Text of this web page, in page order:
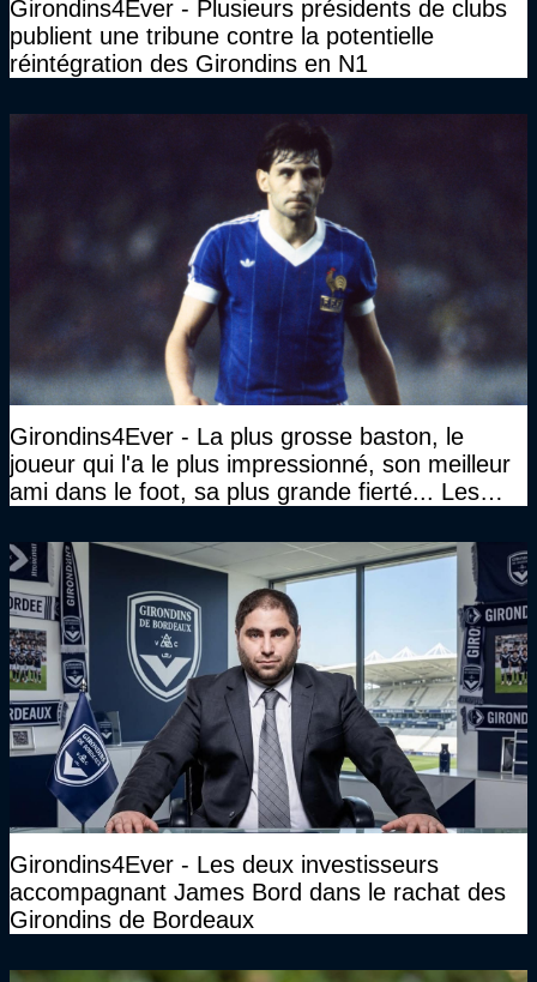
Girondins4Ever - Plusieurs présidents de clubs
publient une tribune contre la potentielle
réintégration des Girondins en N1
Girondins4Ever - La plus grosse baston, le
joueur qui l'a le plus impressionné, son meilleur
ami dans le foot, sa plus grande fierté... Les
Girondins4Ever - Les deux investisseurs
accompagnant James Bord dans le rachat des
Girondins de Bordeaux